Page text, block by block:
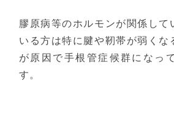
膠原病等のホルモンが関係して
いる方は特に腱や靭帯が弱くな
が原因で手根管症候群になっ
す。